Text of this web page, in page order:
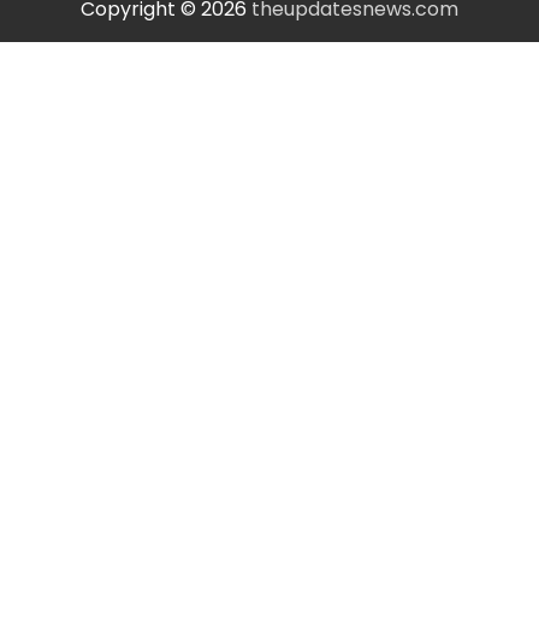
Copyright © 2026 theupdatesnews.com